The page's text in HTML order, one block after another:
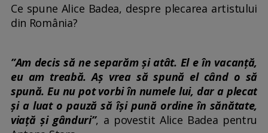
Ce spune Alice Badea, despre plecarea artistului
din România?
”Am decis să ne separăm și atât. El e în vacanță,
eu am treabă. Aș vrea să spună el când o să
spună. Eu nu pot vorbi în numele lui, dar a plecat
și a luat o pauză să își pună ordine în sănătate,
viață și gânduri”, a povestit Alice Badea pentru